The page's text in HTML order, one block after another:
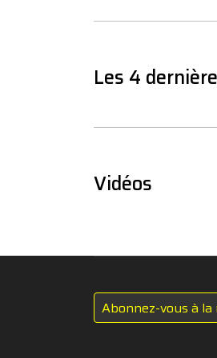
Les 4
Vidéos
Abonnez-vous à